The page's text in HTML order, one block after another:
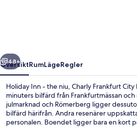
Frankfurt
City
by
IHG
Nästa
48+
ÖversiktRumLägeRegler
Holiday Inn - the niu, Charly Frankfurt
minuters bilfärd från Frankfurtmässan
julmarknad och Römerberg ligger
bilfärd härifrån. Andra resenärer
personalen. Boendet ligger bara en kort